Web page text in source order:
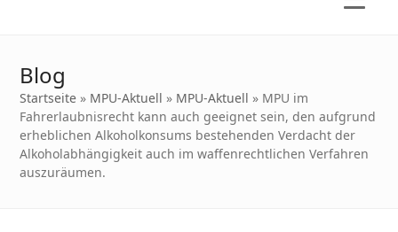
Blog
Startseite » MPU-Aktuell » MPU-Aktuell » MPU im
Fahrerlaubnisrecht kann auch geeignet sein, den aufgrund
erheblichen Alkoholkonsums bestehenden Verdacht der
Alkoholabhängigkeit auch im waffenrechtlichen Verfahren
auszuräumen.